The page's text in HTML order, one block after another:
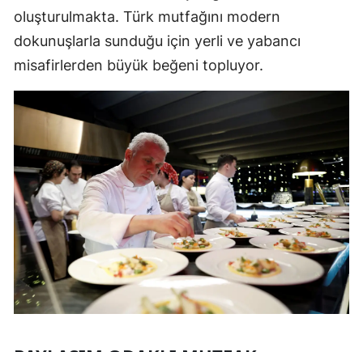
oluşturulmakta. Türk mutfağını modern
dokunuşlarla sunduğu için yerli ve yabancı
misafirlerden büyük beğeni topluyor.